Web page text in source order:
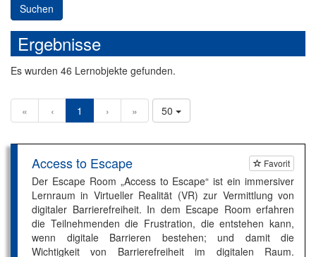
Suchen
Ergebnisse
Es wurden 46 Lernobjekte gefunden.
« ‹ 1 › » 50
Favorit
Access to Escape
Der Escape Room „Access to Escape“ ist ein immersiver
Lernraum in Virtueller Realität (VR) zur Vermittlung von
digitaler Barrierefreiheit. In dem Escape Room erfahren
die Teilnehmenden die Frustration, die entstehen kann,
wenn digitale Barrieren bestehen; und damit die
Wichtigkeit von Barrierefreiheit im digitalen Raum.